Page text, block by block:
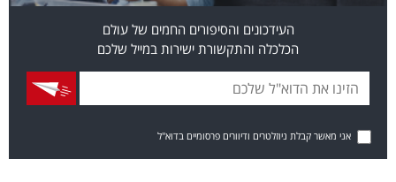
העידכונים והסיפורים החמים של עולם
הכלכלה והתקשורת ישירות במייל שלכם
אני מאשר קבלת ניוזלטרים ודיוורים פרסומיים בדוא"ל